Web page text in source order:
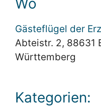
Gästeflügel der
Abteistr. 2, 88631
Württemberg
Kategorien: